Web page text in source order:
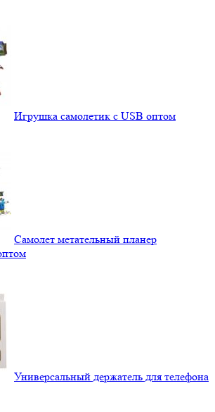
Игрушка самолетик с USB оптом
Самолет метательный планер
Универсальный держатель для телефона